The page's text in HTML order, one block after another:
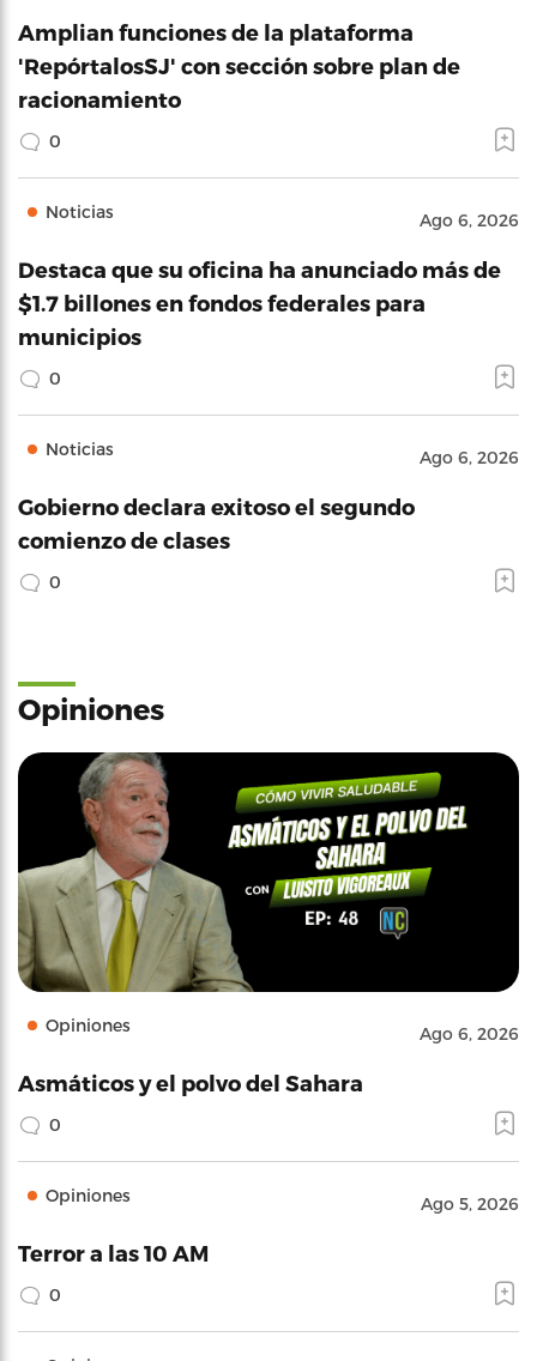
Amplian funciones de la plataforma
'RepórtalosSJ' con sección sobre plan de
racionamiento
0
Noticias Ago 6, 2026
Destaca que su oficina ha anunciado más de
$1.7 billones en fondos federales para
municipios
0
Noticias Ago 6, 2026
Gobierno declara exitoso el segundo
comienzo de clases
0
Opiniones
Opiniones Ago 6, 2026
Asmáticos y el polvo del Sahara
0
Opiniones Ago 5, 2026
Terror a las 10 AM
0